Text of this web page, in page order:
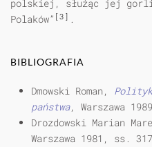
polskiej, służąc jej
Polaków” [3] .
BIBLIOGRAFIA
Dmowski Roman,
państwa, Warszawa
Drozdowski Marian
Warszawa 1981, ss.